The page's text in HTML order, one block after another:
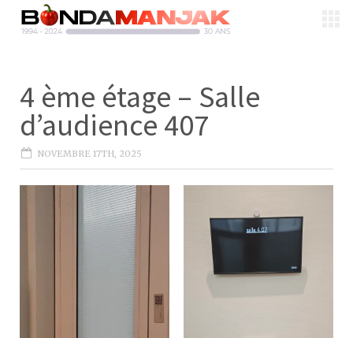
4 ème étage – Salle
d’audience 407
NOVEMBRE 17TH, 2025